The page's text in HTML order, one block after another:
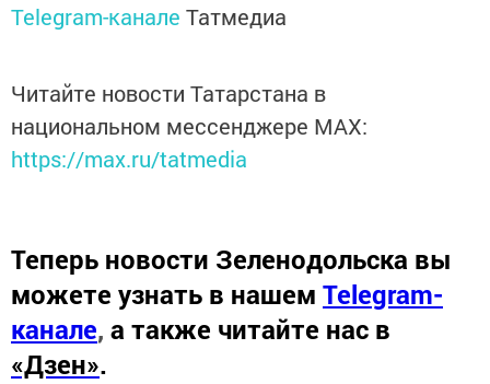
Telegram-канале Татмедиа
Читайте новости Татарстана в
национальном мессенджере MАХ:
https://max.ru/tatmedia
Теперь новости Зеленодольска вы
можете узнать в нашем Telegram-
канале, а также читайте нас в
«Дзен».